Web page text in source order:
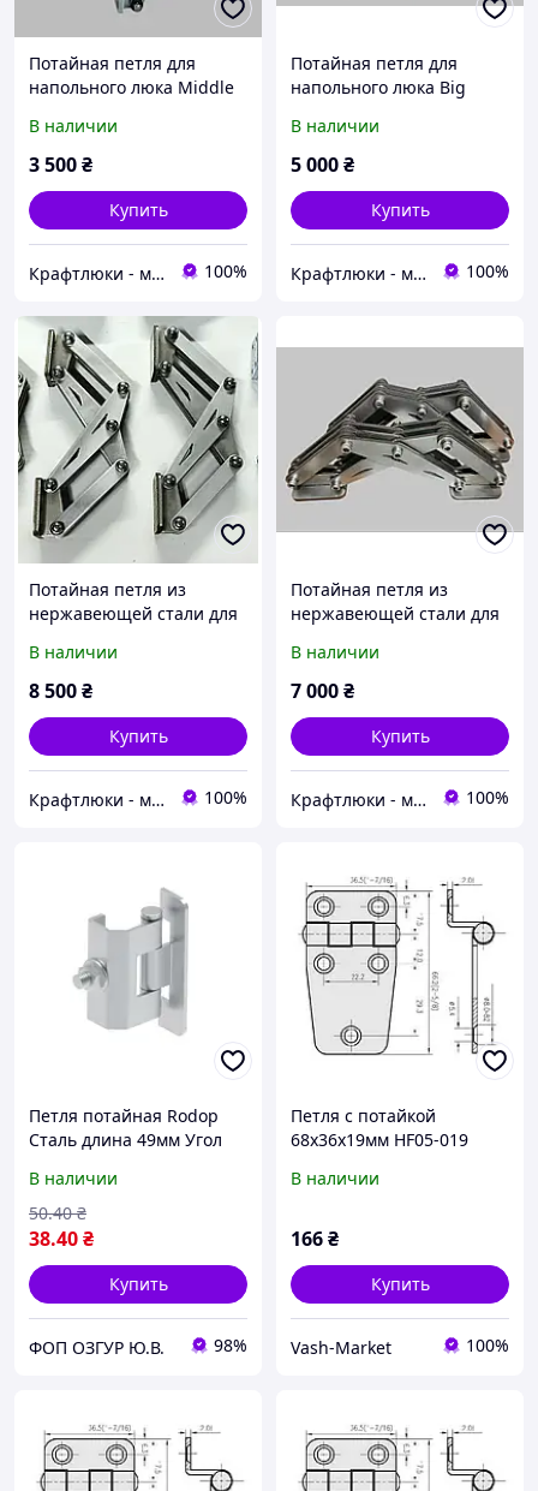
Потайная петля для
напольного люка Middle
В наличии
3 500₴
Купить
Крафтлюки - майстерня прихованих рішень 100%
Потайная петля для
напольного люка Big
В наличии
5 000₴
Купить
Крафтлюки - майстерня прихованих рішень 100%
Потайная петля из
нержавеющей стали для
В наличии
8 500₴
Купить
Крафтлюки - майстерня прихованих рішень 100%
Потайная петля из
нержавеющей стали для
В наличии
7 000₴
Купить
Крафтлюки - майстерня прихованих рішень 100%
Петля потайная Rodop
Сталь длина 49мм Угол
(357) Метизы в комплекте
В наличии
38.40₴
50.40 ₴
Купить
ФОП ОЗГУР Ю.В. 98%
Петля с потайкой
68х36х19мм HF05-019
В наличии
166₴
Купить
Vash-Market 100%